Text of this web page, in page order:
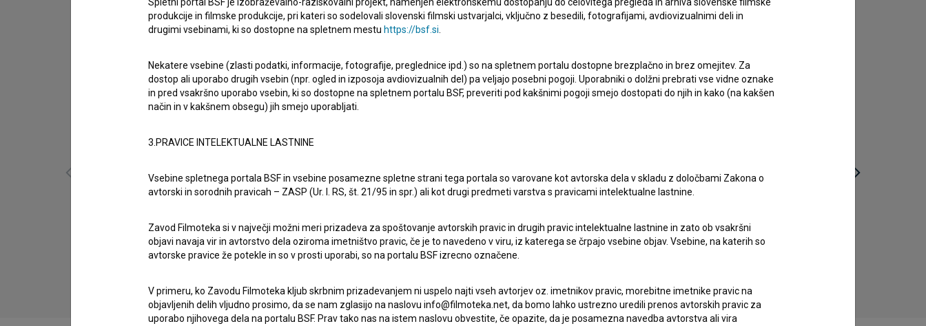
50 skladb, ki so nas zapele: Kjer lastovke
gnezdijo (2023)
50 skladb, ki so nas zapele: Moja dežela
(2023)
50 skladb, ki so nas zapele: Sijaj
produkcije in filmske produkcije, pri kateri so sodelovali slovenski filmski ustvarjalci, vključno z besedili, fotografijami, avdiovizualnimi deli in
drugimi vsebinami, ki so dostopne na spletnem mestu https://bsf.si
Nekatere vsebine (zlasti podatki, informacije, fotografije, preglednice ipd.) so na spletnem portalu dostopne brezplačno in brez omejitev. Za
dostop ali uporabo drugih vsebin (npr. ogled in izposoja avdiovizualnih del) pa veljajo posebni pogoji. Uporabniki o dolžni prebrati vse vidne oznake
in pred vsakršno uporabo vsebin, ki so dostopne na spletnem portalu BSF, preveriti pod kakšnimi pogoji smejo dostopati do njih in kako (na kakšen
način in v kakšnem obsegu) jih smejo uporabljati.
3.PRAVICE INTELEKTUALNE LASTNINE
Vsebine spletnega portala BSF in vsebine posamezne spletne strani tega portala so varovane kot avtorska dela v skladu z določbami Zakona o
avtorski in sorodnih pravicah – ZASP (Ur. l. RS, št. 21/95 in spr.) ali kot drugi predmeti varstva s pravicami intelektualne lastnine.
Zavod Filmoteka si v največji možni meri prizadeva za spoštovanje avtorskih pravic in drugih pravic intelektualne lastnine in zato ob vsakršni
objavi navaja vir in avtorstvo dela oziroma imetništvo pravic, če je to navedeno v viru, iz katerega se črpajo vsebine objav. Vsebine, na katerih so
avtorske pravice že potekle in so v prosti uporabi, so na portalu BSF izrecno označene.
V primeru, ko Zavodu Filmoteka kljub skrbnim prizadevanjem ni uspelo najti vseh avtorjev oz. imetnikov pravic, morebitne imetnike pravic na
objavljenih delih vljudno prosimo, da se nam zglasijo na naslovu info@filmoteka.net, da bomo lahko ustrezno uredili prenos avtorskih pravic za
uporabo njihovega dela na portalu BSF. Prav tako nas na istem naslovu obvestite, če opazite, da je posamezna navedba avtorstva ali vira